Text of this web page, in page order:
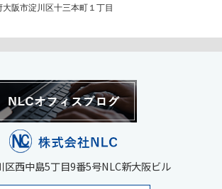
大阪市淀川区十三本町１丁目
区西中島5丁目9番5号NLC新大阪ビル